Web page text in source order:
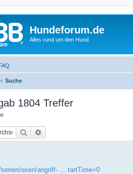
Hundeforum.de
Alles rund um den Hund
Suche
1804 Treffer
Suche
oxen/angriff- ... tartTime=0